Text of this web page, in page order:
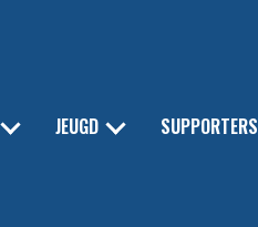
JEUGD SUPPORTERS